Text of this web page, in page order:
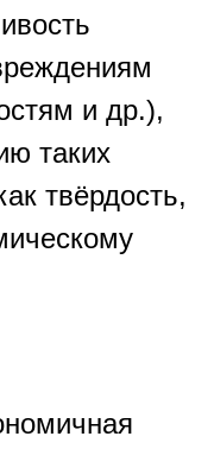
и др.),
таких
твёрдость,